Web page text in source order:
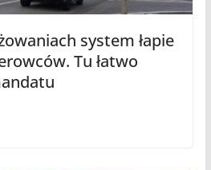
system łapie
Tu łatwo